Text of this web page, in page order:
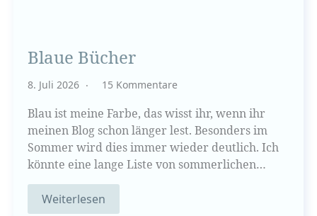
Blaue Bücher
8. Juli 2026 15 Kommentare
Blau ist meine Farbe, das wisst ihr, wenn ihr
meinen Blog schon länger lest. Besonders im
Sommer wird dies immer wieder deutlich. Ich
könnte eine lange Liste von sommerlichen…
Weiterlesen